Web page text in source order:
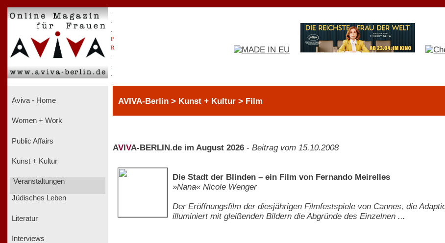
P
R
Aviva - Home
Women + Work
Public Affairs
Kunst + Kultur
Veranstaltungen
Jüdisches Leben
Literatur
Interviews
AVIVA-Berlin > Kunst + Kultur > Film
AV VA-BERLIN.de im August 2026 - Beitrag vom 15.10.2008
Die Stadt der Blinden – ein Film von Fernando Meirelles
»Nana« Nicole Wenger
Der Eröffnungsfilm der diesjährigen Filmfestspiele von Cannes, die
illuminiert mit gleißenden Bildern die Abgründe des Einzelnen ...